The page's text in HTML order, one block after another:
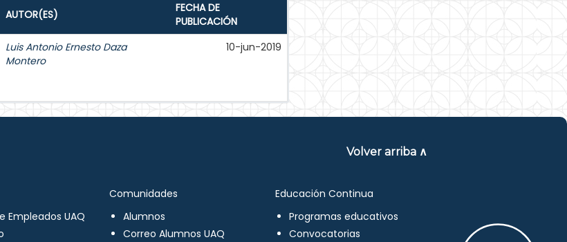
AUTOR(ES)
FECHA DE
PUBLICACIÓN
Luis Antonio Ernesto Daza
Montero
10-jun-2019
Volver arriba ∧
Empleados UAQ
Comunidades
Alumnos
Correo Alumnos UAQ
Educación Continua
Programas educativos
Convocatorias